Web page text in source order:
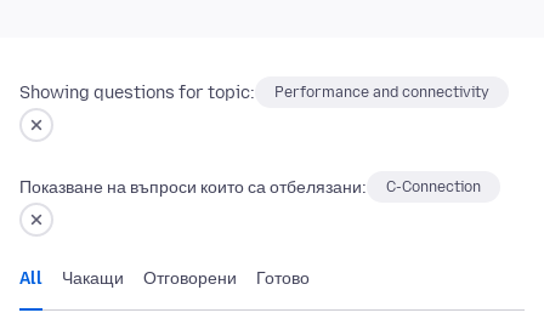
Showing questions for topic: Performance and connectivity
Показване на въпроси които са отбелязани: C-Connection
All Чакащи Отговорени Готово